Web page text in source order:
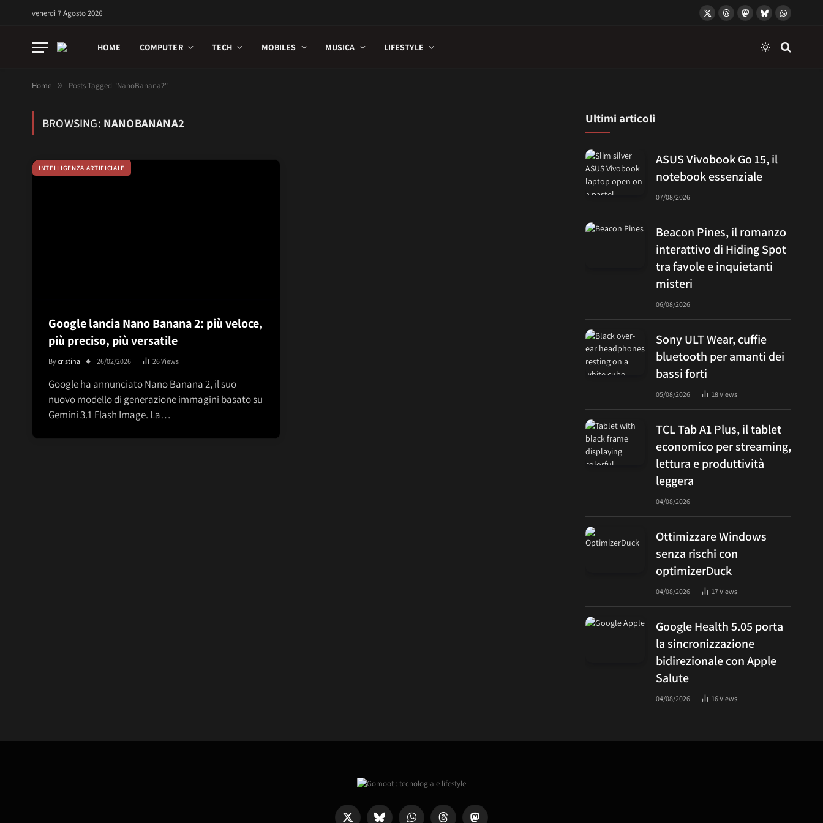
venerdì 7 Agosto 2026
X
ThreadsMastodon
BlueskyWhatsApp
HOME COMPUTER TECH MOBILES MUSICA LIFESTYLE
Home » Posts Tagged "NanoBanana2"
BROWSING: NANOBANANA2
INTELLIGENZA ARTIFICIALE
Google lancia Nano Banana 2: più veloce,
più preciso, più versatile
Bycristina 26/02/2026 26Views
Google ha annunciato Nano Banana 2, il suo
nuovo modello di generazione immagini basato su
Gemini 3.1 Flash Image. La…
Ultimi articoli
ASUS Vivobook Go 15, il
notebook essenziale
07/08/2026
Beacon Pines, il romanzo
interattivo di Hiding Spot
tra favole e inquietanti
misteri
06/08/2026
Sony ULT Wear, cuffie
bluetooth per amanti dei
bassi forti
05/08/2026 18Views
TCL Tab A1 Plus, il tablet
economico per streaming,
lettura e produttività
leggera
04/08/2026
Ottimizzare Windows
senza rischi con
optimizerDuck
04/08/2026 17Views
Google Health 5.05 porta
la sincronizzazione
bidirezionale con Apple
Salute
04/08/2026 16Views